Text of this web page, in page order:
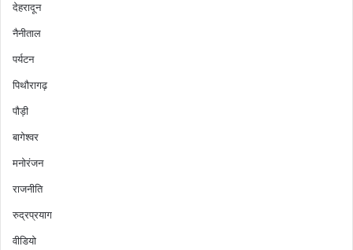
देहरादून
नैनीताल
पर्यटन
पिथौरागढ़
पौड़ी
बागेश्वर
मनोरंजन
राजनीति
रुद्रप्रयाग
वीडियो